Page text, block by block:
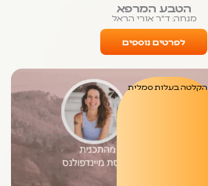
הטבע המרפא
מנחה: ד״ר אורי הראל
לפרטים נוספים
הקלטה בעלות סמלית